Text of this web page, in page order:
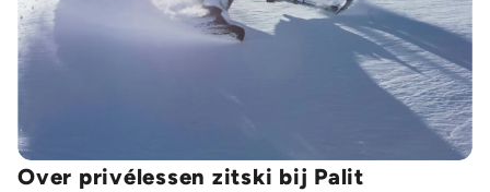
Over privélessen zitski bij Palit